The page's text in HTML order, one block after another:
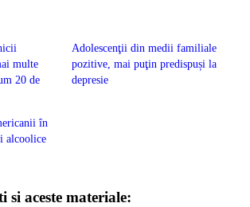
multe
20 de
Adolescenţii din medii familiale
pozitive, mai puţin predispuși la
depresie
în
alcoolice
si aceste materiale: